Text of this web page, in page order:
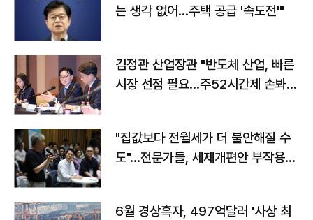
는 생각 없어…주택 공급 '속도전'"
김정관 산업장관 "반도체 산업, 빠른
시장 선점 필요…주52시간제 손봐
"집값보다 전월세가 더 불안해질 수
도"…전문가들, 세제개편안 부작용
6월 경상흑자, 497억달러 '사상 최